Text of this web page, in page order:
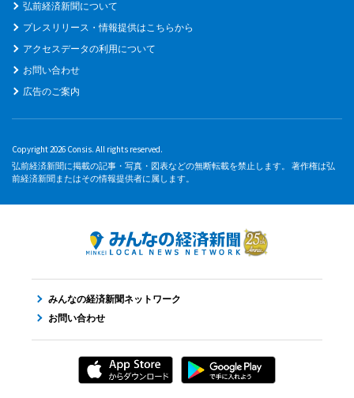
弘前経済新聞について
プレスリリース・情報提供はこちらから
アクセスデータの利用について
お問い合わせ
広告のご案内
Copyright 2026 Consis. All rights reserved.
弘前経済新聞に掲載の記事・写真・図表などの無断転載を禁止します。 著作権は弘
前経済新聞またはその情報提供者に属します。
みんなの経済新聞ネットワーク
お問い合わせ